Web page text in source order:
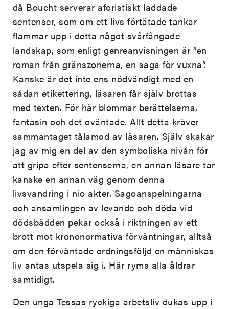
då Boucht serverar aforistiskt laddade
sentenser, som om ett livs förtätade tankar
flammar upp i detta något svårfångade
landskap, som enligt genreanvisningen är ”en
roman från gränszonerna, en saga för vuxna”.
Kanske är det inte ens nödvändigt med en
sådan etikettering, läsaren får själv brottas
med texten. För här blommar berättelserna,
fantasin och det oväntade. Allt detta kräver
sammantaget tålamod av läsaren. Själv skakar
jag av mig en del av den symboliska nivån för
att gripa efter sentenserna, en annan läsare tar
kanske en annan väg genom denna
livsvandring i nio akter. Sagoanspelningarna
och ansamlingen av levande och döda vid
dödsbädden pekar också i riktningen av ett
brott mot krononormativa förväntningar, alltså
om den förväntade ordningsföljd en människas
liv antas utspela sig i. Här ryms alla åldrar
samtidigt.
Den unga Tessas ryckiga arbetsliv dukas upp i